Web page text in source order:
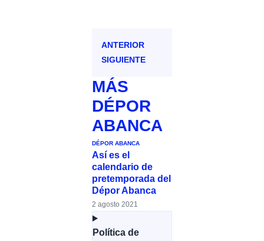
ANTERIOR
SIGUIENTE
MÁS
DÉPOR
ABANCA
DÉPOR ABANCA
Así es el
calendario de
pretemporada del
Dépor Abanca
2 agosto 2021
Política de